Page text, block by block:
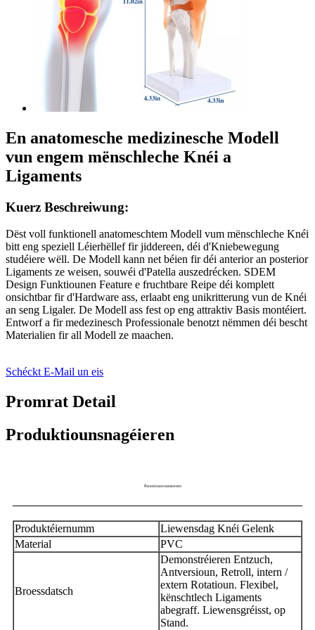
En anatomesche medizinesche Modell
vun engem mënschleche Knéi a
Ligaments
Kuerz Beschreiwung:
Dëst voll funktionell anatomeschtem Modell vum mënschleche Knéi
bitt eng speziell Léierhëllef fir jiddereen, déi d'Kniebewegung
studéiere wëll. De Modell kann net béien fir déi anterior an posterior
Ligaments ze weisen, souwéi d'Patella auszedrécken. SDEM
Design Funktiounen Feature e fruchtbare Reipe déi komplett
onsichtbar fir d'Hardware ass, erlaabt eng unikritterung vun de Knéi
an seng Ligaler. De Modell ass fest op eng attraktiv Basis montéiert.
Entworf a fir medezinesch Professionale benotzt nëmmen déi bescht
Materialien fir all Modell ze maachen.
Schéckt E-Mail un eis
Promrat Detail
Produktiounsnagéieren
Paraminatiounszentn
Produktéiernumm
Liewensdag Knéi Gelenk
Material
PVC
Broessdatsch
Demonstréieren Entzuch,
Antversioun, Retroll, intern /
extern Rotatioun. Flexibel,
kënschtlech Ligaments
abegraff. Liewensgréisst, op
Stand.